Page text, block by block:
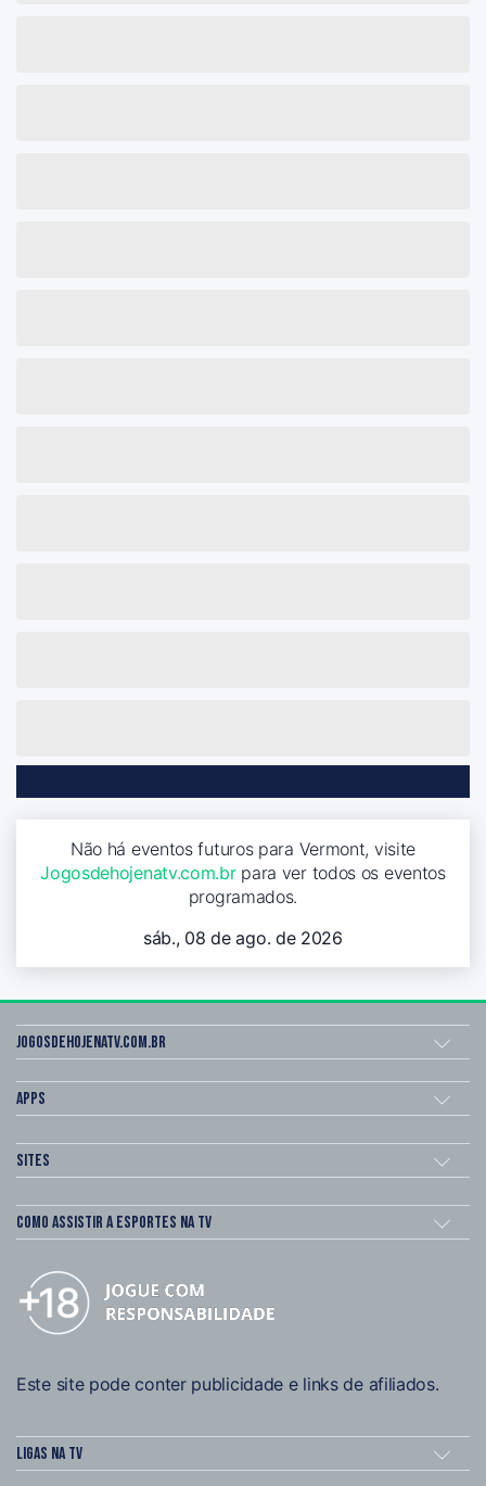
Não há eventos futuros para Vermont, visite
Jogosdehojenatv.com.brpara ver todos os eventos
programados.
sáb., 08 de ago. de 2026
Jogosdehojenatv.com.br
Apps
Sites
Como assistir a esportes na TV
Este site pode conter publicidade e links de afiliados.
Ligas na TV